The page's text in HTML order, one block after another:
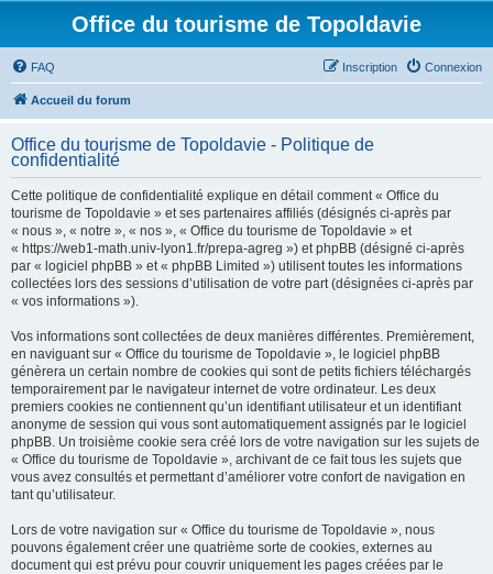
Office du tourisme de Topoldavie
FAQ Connexion
Inscription
Accueil du forum
Office du tourisme de Topoldavie - Politique de
confidentialité
Cette politique de confidentialité explique en détail comment « Office du
tourisme de Topoldavie » et ses partenaires affiliés (désignés ci-après par
« nous », « notre », « nos », « Office du tourisme de Topoldavie » et
« https://web1-math.univ-lyon1.fr/prepa-agreg ») et phpBB (désigné ci-après
par « logiciel phpBB » et « phpBB Limited ») utilisent toutes les informations
collectées lors des sessions d’utilisation de votre part (désignées ci-après par
« vos informations »).
Vos informations sont collectées de deux manières différentes. Premièrement,
en naviguant sur « Office du tourisme de Topoldavie », le logiciel phpBB
génèrera un certain nombre de cookies qui sont de petits fichiers téléchargés
temporairement par le navigateur internet de votre ordinateur. Les deux
premiers cookies ne contiennent qu’un identifiant utilisateur et un identifiant
anonyme de session qui vous sont automatiquement assignés par le logiciel
phpBB. Un troisième cookie sera créé lors de votre navigation sur les sujets de
« Office du tourisme de Topoldavie », archivant de ce fait tous les sujets que
vous avez consultés et permettant d’améliorer votre confort de navigation en
tant qu’utilisateur.
Lors de votre navigation sur « Office du tourisme de Topoldavie », nous
pouvons également créer une quatrième sorte de cookies, externes au
document qui est prévu pour couvrir uniquement les pages créées par le